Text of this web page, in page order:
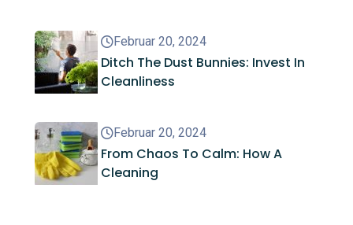
Februar 20, 2024
Ditch The Dust Bunnies: Invest In
Cleanliness
Februar 20, 2024
From Chaos To Calm: How A
Cleaning